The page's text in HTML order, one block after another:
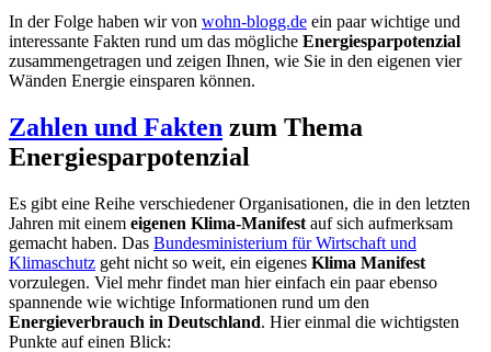
In der Folge haben wir von wohn-blogg.de ein paar wichtige und
interessante Fakten rund um das mögliche Energiesparpotenzial
zusammengetragen und zeigen Ihnen, wie Sie in den eigenen vier
Wänden Energie einsparen können.
Zahlen und Fakten zum Thema
Energiesparpotenzial
Es gibt eine Reihe verschiedener Organisationen, die in den letzten
Jahren mit einem eigenen Klima-Manifest auf sich aufmerksam
gemacht haben. Das Bundesministerium für Wirtschaft und
Klimaschutz geht nicht so weit, ein eigenes Klima Manifest
vorzulegen. Viel mehr findet man hier einfach ein paar ebenso
spannende wie wichtige Informationen rund um den
Energieverbrauch in Deutschland. Hier einmal die wichtigsten
Punkte auf einen Blick: